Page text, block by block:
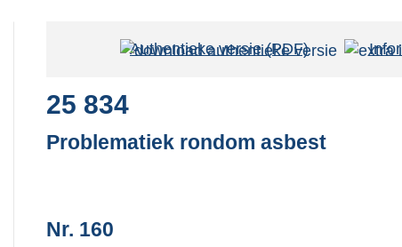
Authentieke versie (PDF)b
a
25 834
Problematiek rondom asbest
Nr. 160